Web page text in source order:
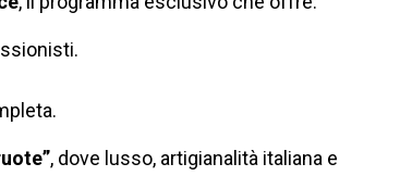
, dove lusso, artigianalità italiana e